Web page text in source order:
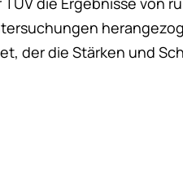
der die Stärken und